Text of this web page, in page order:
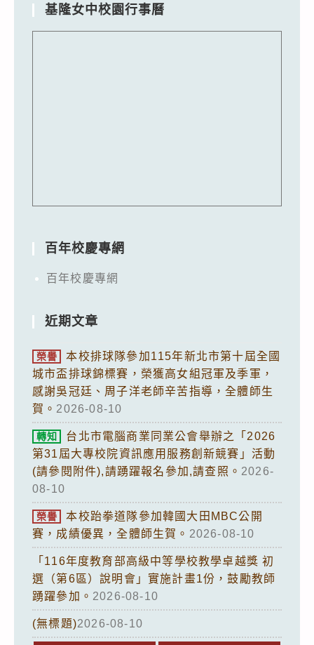
基隆女中校園行事曆
百年校慶專網
百年校慶專網
近期文章
榮譽
本校排球隊參加115年新北市第十屆全國
城市盃排球錦標賽，榮獲高女組冠軍及季軍，
感謝吳冠廷、周子洋老師辛苦指導，全體師生
賀。 2026-08-10
轉知
台北市電腦商業同業公會舉辦之「2026
第31屆大專校院資訊應用服務創新競賽」活動
(請參閱附件),請踴躍報名參加,請查照。 2026-
08-10
榮譽
本校跆拳道隊參加韓國大田MBC公開
賽，成績優異，全體師生賀。 2026-08-10
「116年度教育部高級中等學校教學卓越獎 初
選（第6區）說明會」實施計畫1份，鼓勵教師
踴躍參加。 2026-08-10
(無標題)2026-08-10